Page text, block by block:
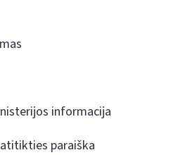
informacija
paraiška